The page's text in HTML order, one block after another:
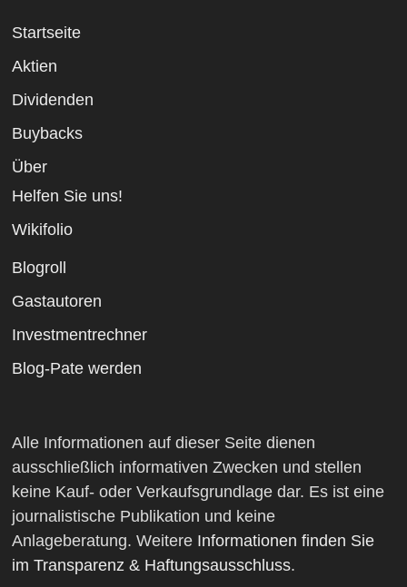
Startseite
Aktien
Dividenden
Buybacks
Über
Helfen Sie uns!
Wikifolio
Blogroll
Gastautoren
Investmentrechner
Blog-Pate werden
Alle Informationen auf dieser Seite dienen
ausschließlich informativen Zwecken und stellen
keine Kauf- oder Verkaufsgrundlage dar. Es ist eine
journalistische Publikation und keine
Anlageberatung. Weitere Informationen finden Sie
im Transparenz & Haftungsausschluss.